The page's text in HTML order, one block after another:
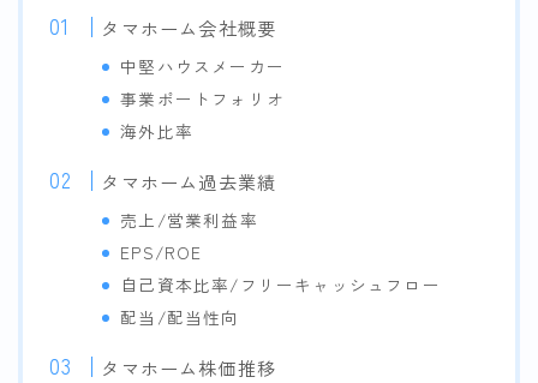
タマホーム会社概要
中堅ハウスメーカー
事業ポートフォリオ
海外比率
タマホーム過去業績
売上/営業利益率
EPS/ROE
自己資本比率/フリーキャッシュフロー
配当/配当性向
タマホーム株価推移